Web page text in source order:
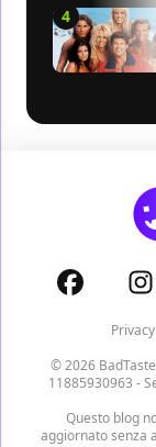
4
© 2026
11885930963 -
Questo blog
aggiornato senza